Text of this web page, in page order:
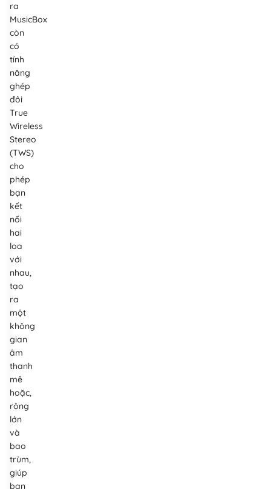
ra
MusicBox
còn
có
tính
năng
ghép
đôi
True
Wireless
Stereo
(TWS)
cho
phép
bạn
kết
nối
hai
loa
với
nhau,
tạo
ra
một
không
gian
âm
thanh
mê
hoặc,
rộng
lớn
và
bao
trùm,
giúp
bạn